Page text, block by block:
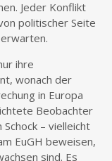
Jeder Konflikt
politischer Seite
ihre
wonach der
in Europa
Beobachter
– vielleicht
EuGH beweisen,
sind. Es